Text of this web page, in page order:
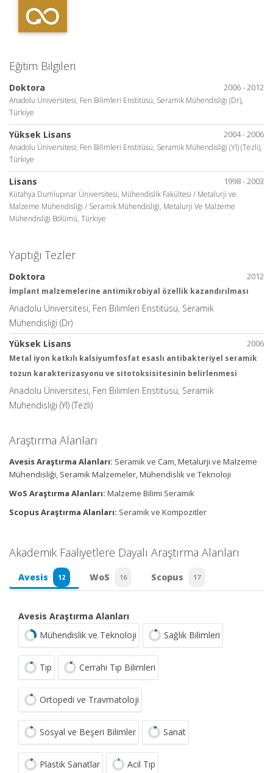
Eğitim Bilgileri
2006 - 2012
Doktora
Anadolu Üniversitesi, Fen Bilimleri Enstitüsü, Seramik Mühendisliği (Dr),
Türkiye
2004 - 2006
Yüksek Lisans
Anadolu Üniversitesi, Fen Bilimleri Enstitüsü, Seramik Mühendisliği (Yl) (Tezli),
Türkiye
1998 - 2003
Lisans
Kütahya Dumlupınar Üniversitesi, Mühendislik Fakültesi / Metalurji ve
Malzeme Mühendisliği / Seramik Mühendisliği, Metalurji Ve Malzeme
Mühendisliği Bölümü, Türkiye
Yaptığı Tezler
2012
Doktora
İmplant malzemelerine antimikrobiyal özellik kazandırılması
Anadolu Üniversitesi, Fen Bilimleri Enstitüsü, Seramik
Mühendisliği (Dr)
2006
Yüksek Lisans
Metal iyon katkılı kalsiyumfosfat esaslı antibakteriyel seramik
tozun karakterizasyonu ve sitotoksisitesinin belirlenmesi
Anadolu Üniversitesi, Fen Bilimleri Enstitüsü, Seramik
Mühendisliği (Yl) (Tezli)
Araştırma Alanları
Avesis Araştırma Alanları: Seramik ve Cam, Metalurji ve Malzeme
Mühendisliği, Seramik Malzemeler, Mühendislik ve Teknoloji
WoS Araştırma Alanları: Malzeme Bilimi Seramik
Scopus Araştırma Alanları: Seramik ve Kompozitler
Akademik Faaliyetlere Dayalı Araştırma Alanları
Avesis 12 WoS 16 Scopus 17
Avesis Araştırma Alanları
Mühendislik ve Teknoloji
Sağlık Bilimleri
Tıp Cerrahi Tıp Bilimleri
Ortopedi ve Travmatoloji
Sosyal ve Beşeri Bilimler Sanat
Plastik Sanatlar Acil Tıp